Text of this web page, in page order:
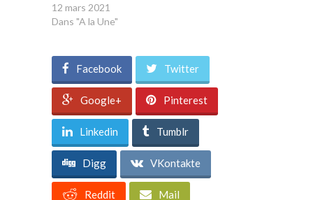
12 mars 2021
Dans "A la Une"
Facebook Twitter
Google+ Pinterest
Linkedin Tumblr
Digg VKontakte
Reddit Mail